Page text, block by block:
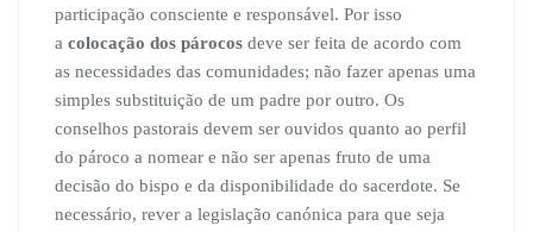
participação consciente e responsável. Por isso
a colocação dos párocos deve ser feita de acordo com
as necessidades das comunidades; não fazer apenas uma
simples substituição de um padre por outro. Os
conselhos pastorais devem ser ouvidos quanto ao perfil
do pároco a nomear e não ser apenas fruto de uma
decisão do bispo e da disponibilidade do sacerdote. Se
necessário, rever a legislação canónica para que seja